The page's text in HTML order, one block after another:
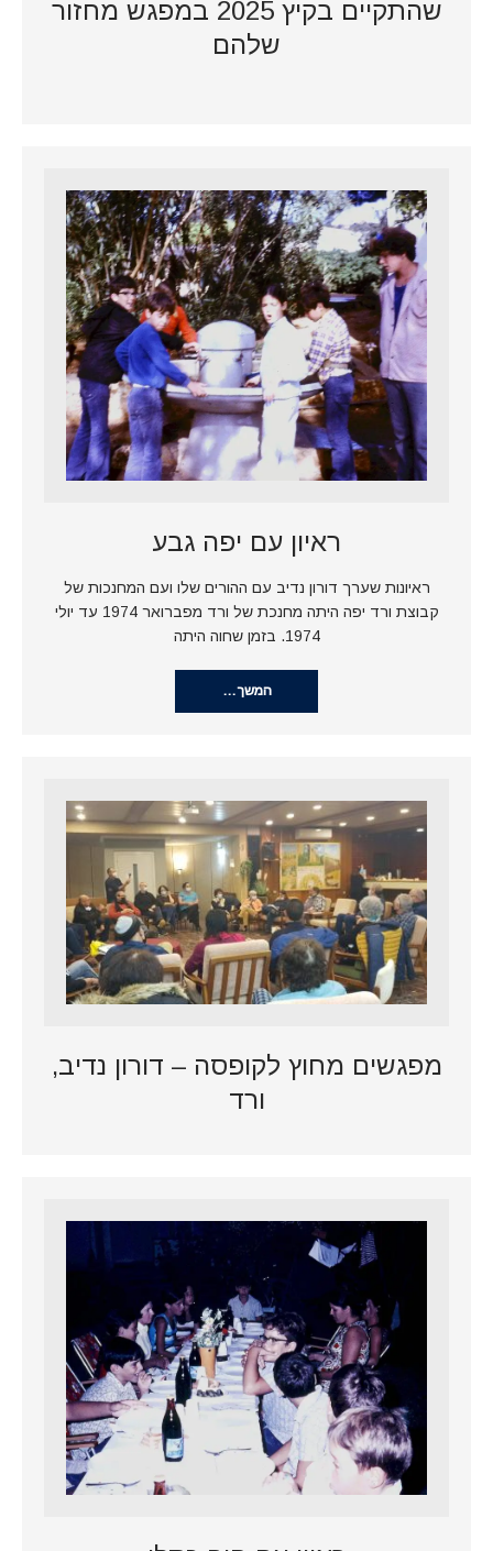
שהתקיים בקיץ 2025 במפגש מחזור
שלהם
ראיון עם יפה גבע
ראיונות שערך דורון נדיב עם ההורים שלו ועם המחנכות של
קבוצת ורד יפה היתה מחנכת של ורד מפברואר 1974 עד יולי
1974. בזמן שחוה היתה
המשך…
מפגשים מחוץ לקופסה – דורון נדיב,
ורד